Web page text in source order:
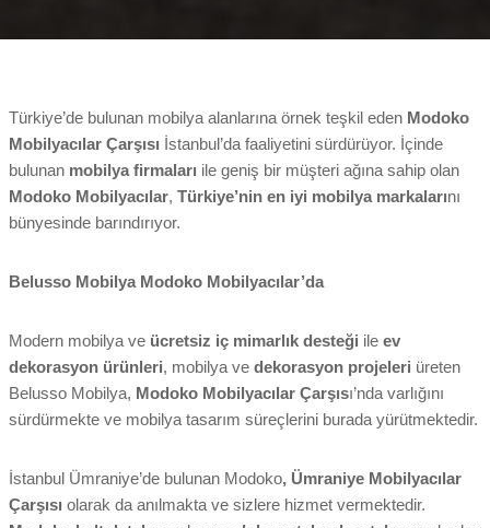
Türkiye’de bulunan mobilya alanlarına örnek teşkil edenModoko
Mobilyacılar Çarşısı İstanbul’da faaliyetini sürdürüyor. İçinde
bulunan mobilya firmaları ile geniş bir müşteri ağına sahip olan
Modoko Mobilyacılar, Türkiye’nin en iyi mobilya markalarını
bünyesinde barındırıyor.
Belusso Mobilya Modoko Mobilyacılar’da
Modern mobilya veücretsiz iç mimarlık desteği ileev
dekorasyon ürünleri, mobilya ve dekorasyon projeleri üreten
Belusso Mobilya, Modoko Mobilyacılar Çarşısı’nda varlığını
sürdürmekte ve mobilya tasarım süreçlerini burada yürütmektedir.
İstanbul Ümraniye’de bulunan Modoko, Ümraniye Mobilyacılar
Çarşısı olarak da anılmakta ve sizlere hizmet vermektedir.